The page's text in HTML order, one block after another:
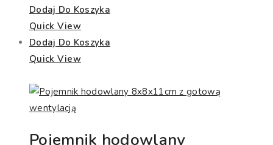
Dodaj Do Koszyka
Quick View
Dodaj Do Koszyka
Quick View
Pojemnik hodowlany